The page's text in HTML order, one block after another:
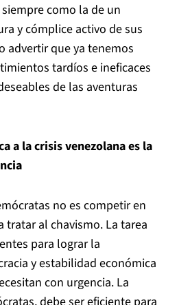
como la de un
y cómplice activo de sus
advertir que ya tenemos
tardíos e ineficaces
de las aventuras
a la crisis venezolana es la
no es competir en
tratar al chavismo. La tarea
para lograr la
y estabilidad económica
con urgencia. La